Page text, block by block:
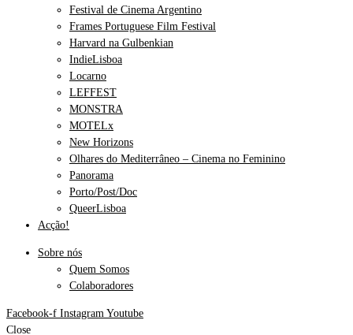
Festival de Cinema Argentino
Frames Portuguese Film Festival
Harvard na Gulbenkian
IndieLisboa
Locarno
LEFFEST
MONSTRA
MOTELx
New Horizons
Olhares do Mediterrâneo – Cinema no Feminino
Panorama
Porto/Post/Doc
QueerLisboa
Acção!
Sobre nós
Quem Somos
Colaboradores
Facebook-f Instagram Youtube
Close